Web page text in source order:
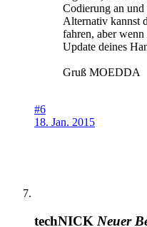
Codierung an und
Alternativ kannst
fahren, aber wenn
Update deines
Gruß MOEDDA
#6
18. Jan. 2015
techNICK Neuer